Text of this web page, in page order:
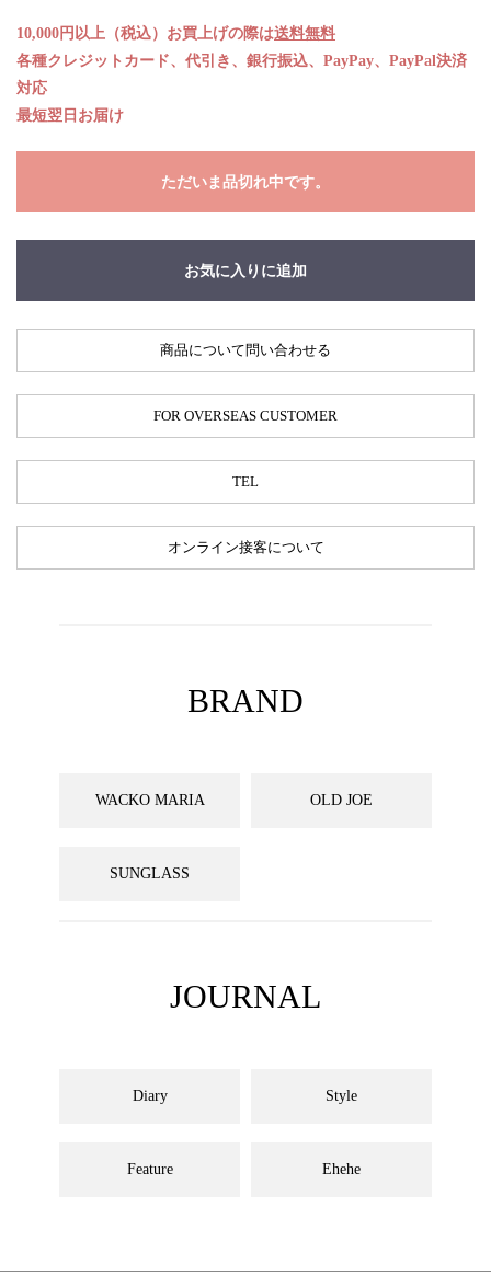
10,000円以上（税込）お買上げの際は送料無料
各種クレジットカード、代引き、銀行振込、PayPay、PayPal決済
対応
最短翌日お届け
ただいま品切れ中です。
お気に入りに追加
商品について問い合わせる
FOR OVERSEAS CUSTOMER
TEL
オンライン接客について
BRAND
WACKO MARIA OLD JOE
SUNGLASS
JOURNAL
Diary Style
Feature Ehehe